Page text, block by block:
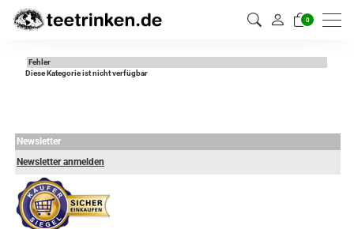
0
Fehler
Diese Kategorie ist nicht verfügbar
Newsletter
Newsletter anmelden